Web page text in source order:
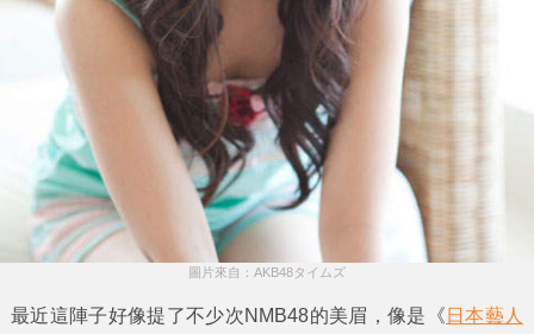
圖片來自：AKB48タイムズ
最近這陣子好像提了不少次NMB48的美眉，像是《 日本藝人